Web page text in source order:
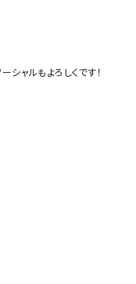
ャルもよろしくです！